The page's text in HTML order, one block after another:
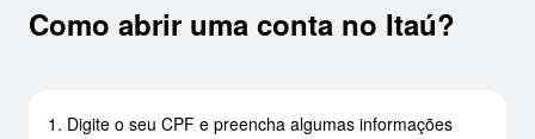
Como abrir uma conta no Itaú?
1. Digite o seu CPF e preencha algumas informações